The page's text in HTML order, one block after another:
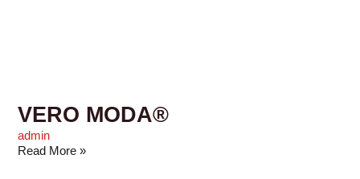
VERO MODA®
admin
Read More »